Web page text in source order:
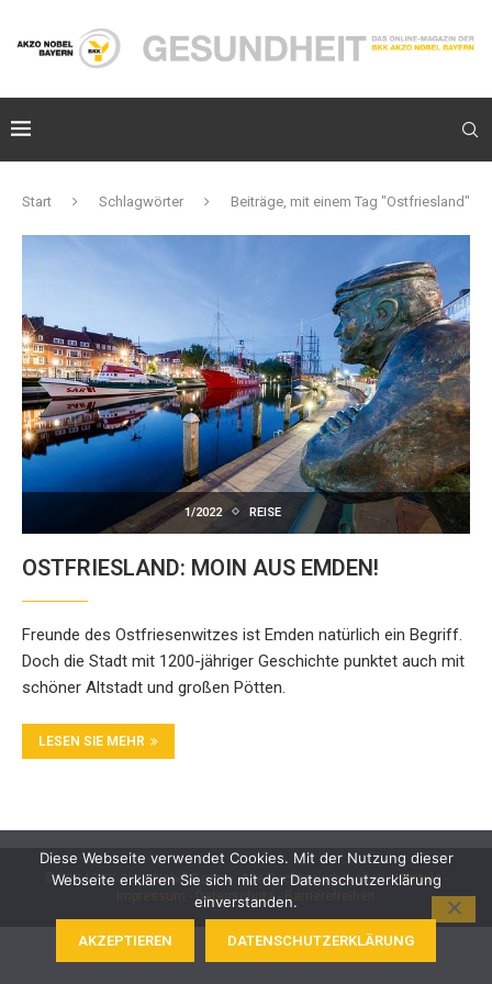
Start Schlagwörter Beiträge, mit einem Tag "Ostfriesland"
1/2022 REISE
OSTFRIESLAND: MOIN AUS EMDEN!
Freunde des Ostfriesenwitzes ist Emden natürlich ein Begriff.
Doch die Stadt mit 1200-jähriger Geschichte punktet auch mit
schöner Altstadt und großen Pötten.
LESEN SIE MEHR
© 2024 BKK Akzo Nobel Bayern. Alle Rechte vorbehalten -Kontakt
Datenschutz- Barrierefreiheit
Diese Webseite verwendet Cookies. Mit der Nutzung dieser
Webseite erklären Sie sich mit der Datenschutzerklärung
einverstanden.
AKZEPTIEREN DATENSCHUTZERKLÄRUNG